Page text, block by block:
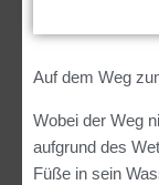
Auf dem Weg
Wobei der Weg
aufgrund des
Füße in sein